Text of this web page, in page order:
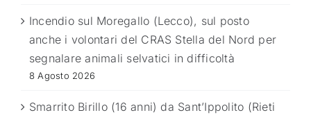
Incendio sul Moregallo (Lecco), sul posto
anche i volontari del CRAS Stella del Nord per
segnalare animali selvatici in difficoltà
8 Agosto 2026
Smarrito Birillo (16 anni) da Sant’Ippolito (Rieti